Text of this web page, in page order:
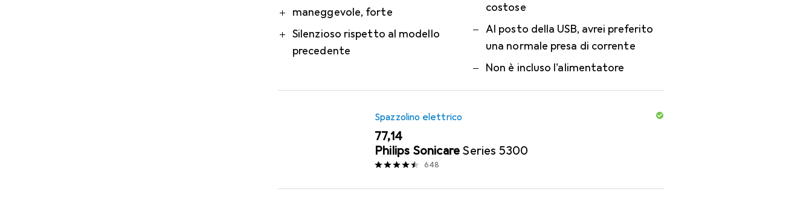
maneggevole, forte
Silenzioso rispetto al modello
precedente
costose
Al posto della USB, avrei preferito
una normale presa di corrente
Non è incluso l'alimentatore
Spazzolino elettrico
EUR
77,14
Philips Sonicare Series 5300
648